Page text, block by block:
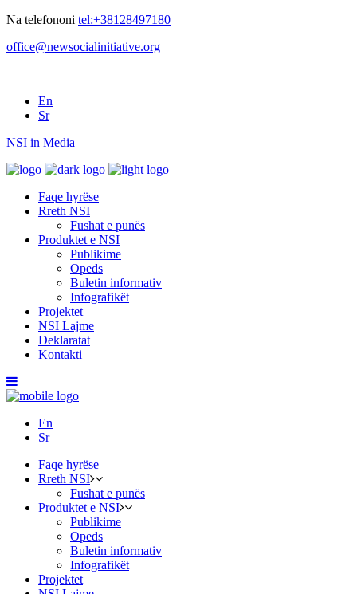
Na telefononi tel:+38128497180
office@newsocialinitiative.org
En
Sr
NSI in Media
Faqe hyrëse
Rreth NSI
Fushat e punës
Produktet e NSI
Publikime
Opeds
Buletin informativ
Infografikët
Projektet
NSI Lajme
Deklaratat
Kontakti
En
Sr
Faqe hyrëse
Rreth NSI
Fushat e punës
Produktet e NSI
Publikime
Opeds
Buletin informativ
Infografikët
Projektet